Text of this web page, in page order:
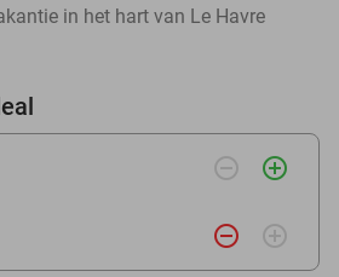
in het hart van Le Havre
remove_circle_outline add_circle_outline
remove_circle_outline add_circle_outline